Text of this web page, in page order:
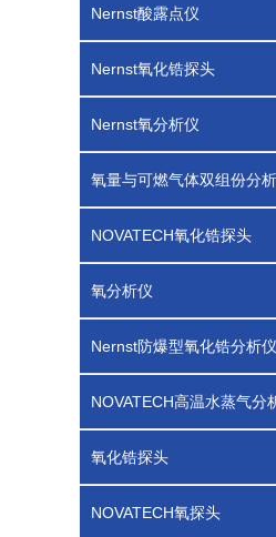
Nernst酸露点仪
Nernst氧化锆探头
Nernst氧分析仪
氧量与可燃气体双组份分
NOVATECH氧化锆探头
氧分析仪
Nernst防爆型氧化锆分析仪
NOVATECH高温水蒸气分
氧化锆探头
NOVATECH氧探头